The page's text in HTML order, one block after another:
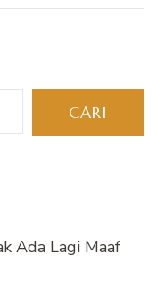
CARI
Ada Lagi Maaf